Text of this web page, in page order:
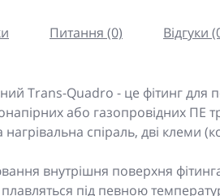
Питання (0) Відгуки
Trans-Quadro - це фітинг для
або газопровідних ПЕ
спіраль, дві клеми
внутрішня поверхня
плавляться під певною